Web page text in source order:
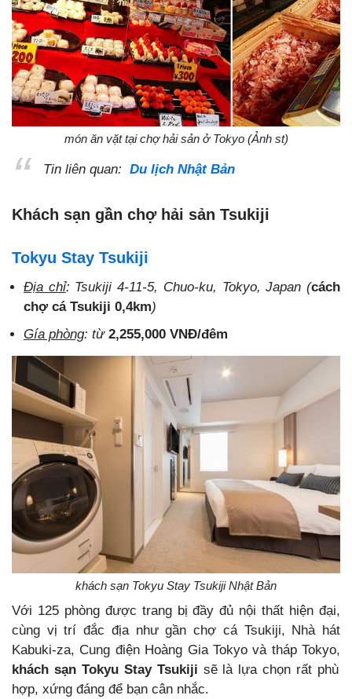
món ăn vặt tại chợ hải sản ở Tokyo (Ảnh st)
Tin liên quan: Du lịch Nhật Bản
Khách sạn gần chợ hải sản Tsukiji
Tokyu Stay Tsukiji
Địa chỉ: Tsukiji 4-11-5, Chuo-ku, Tokyo, Japan (cách
chợ cá Tsukiji 0,4km)
Gía phòng: từ 2,255,000 VNĐ/đêm
khách sạn Tokyu Stay Tsukiji Nhật Bản
Với 125 phòng được trang bị đầy đủ nội thất hiện đại,
cùng vị trí đắc địa như gần chợ cá Tsukiji, Nhà hát
Kabuki-za, Cung điện Hoàng Gia Tokyo và tháp Tokyo,
khách sạn Tokyu Stay Tsukiji sẽ là lựa chọn rất phù
hợp, xứng đáng để bạn cân nhắc.